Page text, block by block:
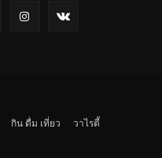
กิน ดื่ม เที่ยว
วาไรตี้